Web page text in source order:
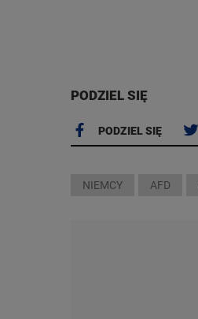
PODZIEL SIĘ
PODZIEL SIĘ
NIEMCY AFD